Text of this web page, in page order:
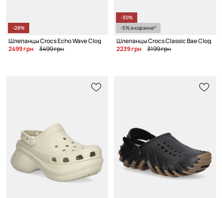
-28%
Шлепанцы Crocs Echo Wave Clog
2499 грн
3499 грн
-30%
-5% в корзине*
Шлепанцы Crocs Classic Bae Clog
2239 грн
3199 грн